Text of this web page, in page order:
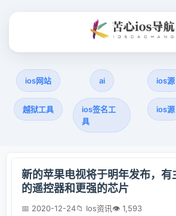
ios网站 ai ios源
越狱工具
ios签名工
具
ios源
新的苹果电视将于明年发布，有
的遥控器和更强的芯片
📅 2020-12-24📁 Ios资讯👁 1,593